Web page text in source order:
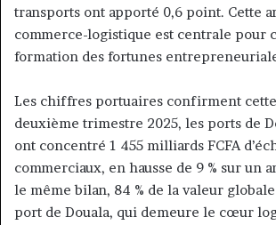
transports ont apporté 0,6 point. Cette
commerce-logistique est centrale pour
formation des fortunes
Les chiffres portuaires confirment
deuxième trimestre 2025, les ports de
ont concentré 1 455 milliards FCFA
commerciaux, en hausse de 9 % sur un
le même bilan, 84 % de la valeur
port de Douala, qui demeure le cœur